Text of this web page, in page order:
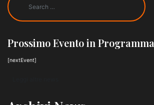
Prossimo Evento in Programma
[nextEvent]